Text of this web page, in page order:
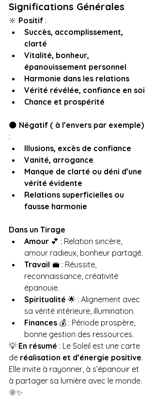
Significations Générales
🔆 Positif :
Succès, accomplissement,
clarté
Vitalité, bonheur,
épanouissement personnel
Harmonie dans les relations
Vérité révélée, confiance en soi
Chance et prospérité
🌑 Négatif ( à l’envers par exemple)
:
Illusions, excès de confiance
Vanité, arrogance
Manque de clarté ou déni d’une
vérité évidente
Relations superficielles ou
fausse harmonie
Dans un Tirage
Amour 💕 : Relation sincère,
amour radieux, bonheur partagé.
Travail 💼 : Réussite,
reconnaissance, créativité
épanouie.
Spiritualité 🌟 : Alignement avec
sa vérité intérieure, illumination.
Finances 💰 : Période prospère,
bonne gestion des ressources.
💡 En résumé : Le Soleil est une carte
de réalisation et d’énergie positive.
Elle invite à rayonner, à s’épanouir et
à partager sa lumière avec le monde.
🌞✨